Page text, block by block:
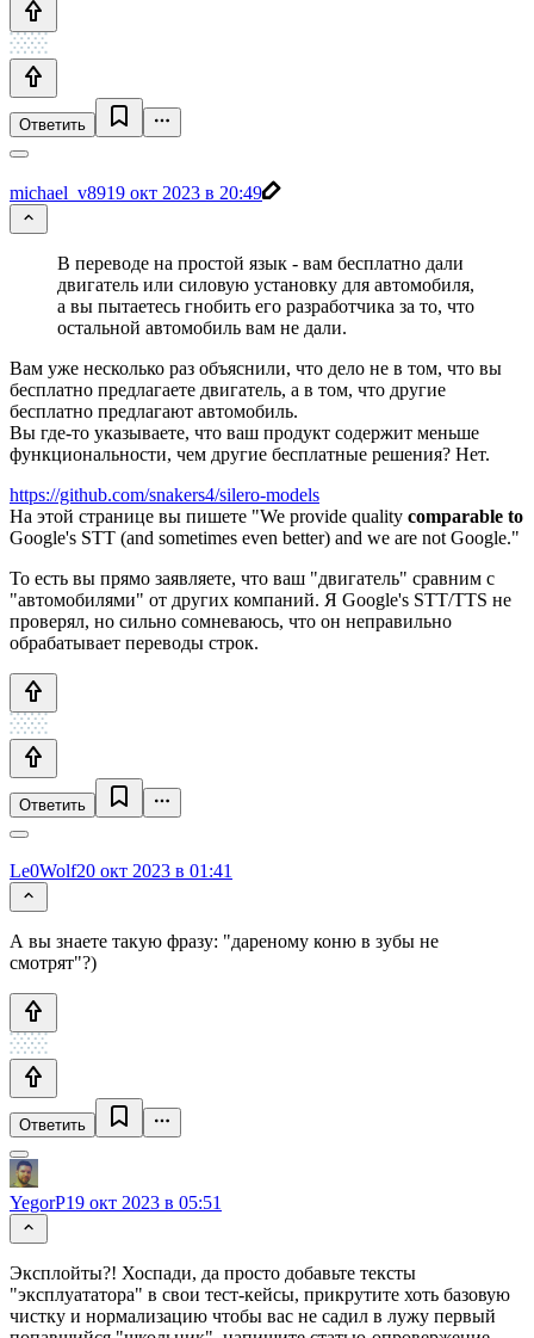
Ответить
michael_v8919 окт 2023 в 20:49
В переводе на простой язык - вам бесплатно дали
двигатель или силовую установку для автомобиля,
а вы пытаетесь гнобить его разработчика за то, что
остальной автомобиль вам не дали.
Вам уже несколько раз объяснили, что дело не в том, что вы
бесплатно предлагаете двигатель, а в том, что другие
бесплатно предлагают автомобиль.
Вы где-то указываете, что ваш продукт содержит меньше
функциональности, чем другие бесплатные решения? Нет.
https://github.com/snakers4/silero-models
На этой странице вы пишете "We provide quality comparable to
Google's STT (and sometimes even better) and we are not Google."
То есть вы прямо заявляете, что ваш "двигатель" сравним с
"автомобилями" от других компаний. Я Google's STT/TTS не
проверял, но сильно сомневаюсь, что он неправильно
обрабатывает переводы строк.
Ответить
Le0Wolf20 окт 2023 в 01:41
А вы знаете такую фразу: "дареному коню в зубы не
смотрят"?)
Ответить
YegorP19 окт 2023 в 05:51
Эксплойты?! Хоспади, да просто добавьте тексты
"эксплуататора" в свои тест-кейсы, прикрутите хоть базовую
чистку и нормализацию чтобы вас не садил в лужу первый